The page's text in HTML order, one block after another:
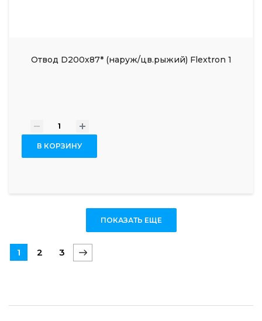
Отвод D200х87* (наруж/цв.рыжий) Flextron 1
- +
В КОРЗИНУ
ПОКАЗАТЬ ЕЩЕ
1 2 3